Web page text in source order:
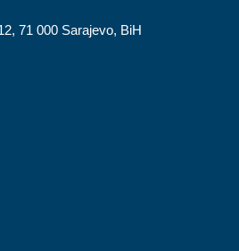
71 000 Sarajevo, BiH